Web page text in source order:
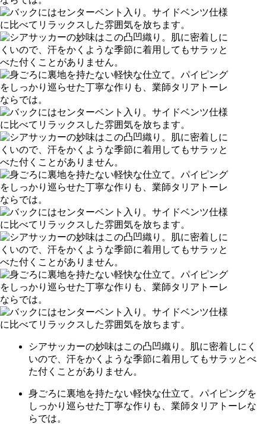
シアサッカーの妙味はこの凸凹織り。肌に密着しにく
いので、汗をかくような季節に着用してもサラッとべ
た付くことがありません。
身ごろに裏地を持たない軽快な仕立て。パイピングを
しっかり巡らせた丁寧な作りも、業師タリアトーレな
らでは。